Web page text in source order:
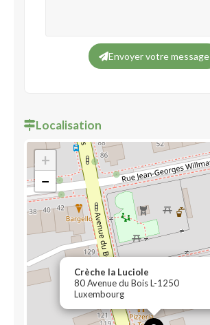
Envoyer votre message
Localisation
Crèche la Luciole
80 Avenue du Bois L-1250
Luxembourg
+
−